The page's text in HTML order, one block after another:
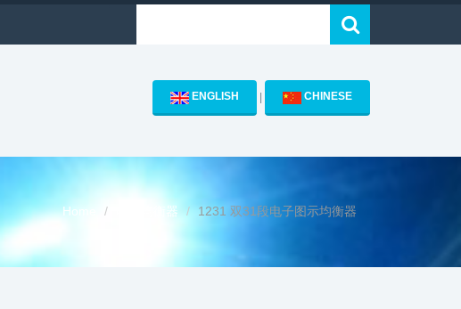
ENGLISH CHINESE
Home 电子均衡器 1231 双31段电子图示均衡器